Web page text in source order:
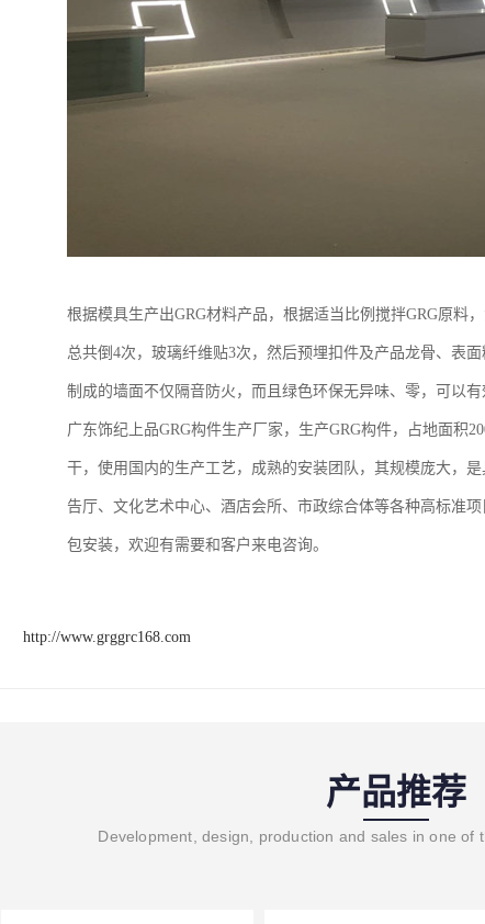
根据模具生产出GRG材料产品，根据适当比例搅拌GRG原料
总共倒4次，玻璃纤维贴3次，然后预埋扣件及产品龙骨、表
制成的墙面不仅隔音防火，而且绿色环保无异味、零，可以
广东饰纪上品GRG构件生产厂家，生产GRG构件，占地面积
干，使用国内的生产工艺，成熟的安装团队，其规模庞大，
告厅、文化艺术中心、酒店会所、市政综合体等各种高标准
包安装，欢迎有需要和客户来电咨询。
http://www.grggrc168.com
产品推荐
Development, design, production and sales in one of